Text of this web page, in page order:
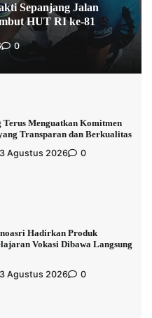
Sepanjang Jalan
HUT RI ke-81
0
Terus Menguatkan Komitmen
Transparan dan Berkualitas
3 Agustus 2026 0
Hadirkan Produk
Vokasi Dibawa Langsung
3 Agustus 2026 0